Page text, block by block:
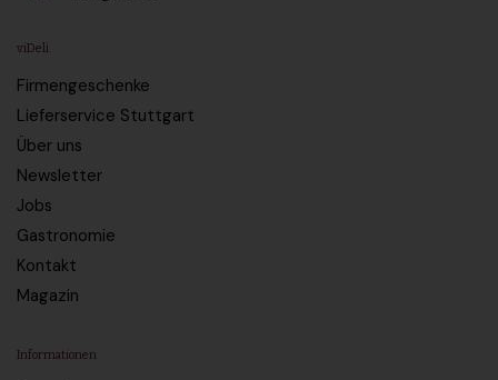
viDeli
Firmengeschenke
Lieferservice Stuttgart
Über uns
Newsletter
Jobs
Gastronomie
Kontakt
Magazin
Informationen